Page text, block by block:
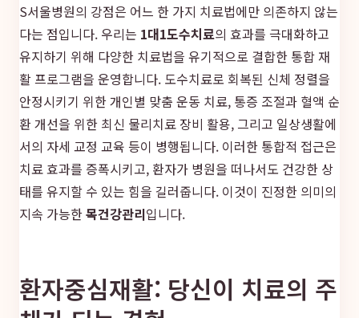
S서울병원의 강점은 어느 한 가지 치료법에만 의존하지 않는
다는 점입니다. 우리는 1대1도수치료의 효과를 극대화하고
유지하기 위해 다양한 치료법을 유기적으로 결합한 통합 재
활 프로그램을 운영합니다. 도수치료로 회복된 신체 정렬을
안정시키기 위한 개인별 맞춤 운동 치료, 통증 조절과 혈액 순
환 개선을 위한 최신 물리치료 장비 활용, 그리고 일상생활에
서의 자세 교정 교육 등이 병행됩니다. 이러한 통합적 접근은
치료 효과를 증폭시키고, 환자가 병원을 떠나서도 건강한 상
태를 유지할 수 있는 힘을 길러줍니다. 이것이 진정한 의미의
지속 가능한목건강관리입니다.
환자중심재활: 당신이 치료의 주